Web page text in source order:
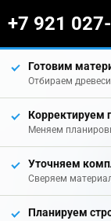
+7 921
Готовим
Отбираем
Корректируем
Меняем
Уточняем
Сверяем
Планируем